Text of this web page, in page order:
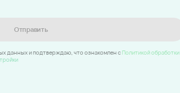
Отправить
данных и подтверждаю, что ознакомлен c Политикой обработки